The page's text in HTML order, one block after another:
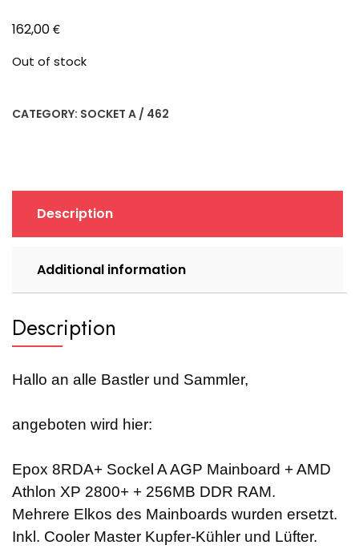
162,00€
Out of stock
CATEGORY: SOCKET A / 462
Description
Additional information
Description
Hallo an alle Bastler und Sammler,
angeboten wird hier:
Epox 8RDA+ Sockel A AGP Mainboard + AMD
Athlon XP 2800+ + 256MB DDR RAM.
Mehrere Elkos des Mainboards wurden ersetzt.
Inkl. Cooler Master Kupfer-Kühler und Lüfter.